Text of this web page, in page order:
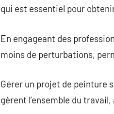
qui est essentiel pour
En engageant des
moins de perturbations,
Gérer un projet de peinture
gèrent l’ensemble du